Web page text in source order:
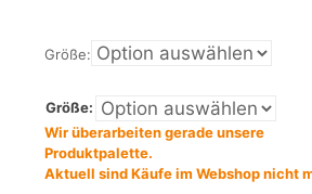
Größe:
Größe:
Wir überarbeiten gerade unsere
Produktpalette.
Aktuell sind Käufe im Webshop nicht